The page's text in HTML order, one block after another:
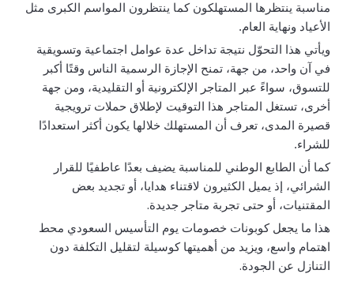
مناسبة ينتظرها المستهلكون كما ينتظرون المواسم الكبرى مثل
الأعياد ونهاية العام.
ويأتي هذا التحوّل نتيجة تداخل عدة عوامل اجتماعية وتسويقية
في آن واحد، من جهة، تمنح الإجازة الرسمية الناس وقتًا أكبر
للتسوق، سواءً عبر المتاجر الإلكترونية أو التقليدية، ومن جهة
أخرى، تستغل المتاجر هذا التوقيت لإطلاق حملات ترويجية
قصيرة المدى، تعرف أن المستهلك خلالها يكون أكثر استعدادًا
للشراء.
كما أن الطابع الوطني للمناسبة يضيف بعدًا عاطفيًا للقرار
الشرائي، إذ يميل الكثيرون لاقتناء هدايا، أو تجديد بعض
المقتنيات، أو حتى تجربة متاجر جديدة.
هذا ما يجعل كوبونات خصومات يوم التأسيس السعودي محط
اهتمام واسع، ويزيد من أهميتها كوسيلة لتقليل التكلفة دون
التنازل عن الجودة.